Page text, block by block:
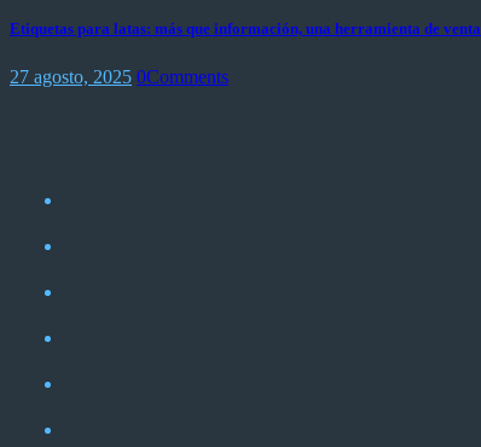
Etiquetas para latas: más que información, una herramienta de venta
27 agosto, 2025 0Comments